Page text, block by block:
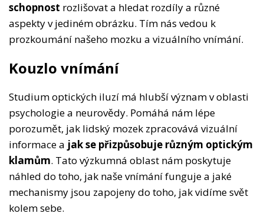
schopnost rozlišovat a hledat rozdíly a různé
aspekty v jediném obrázku. Tím nás vedou k
prozkoumání našeho mozku a vizuálního vnímání.
Kouzlo vnímání
Studium optických iluzí má hlubší význam v oblasti
psychologie a neurovědy. Pomáhá nám lépe
porozumět, jak lidský mozek zpracovává vizuální
informace a jak se přizpůsobuje různým optickým
klamům. Tato výzkumná oblast nám poskytuje
náhled do toho, jak naše vnímání funguje a jaké
mechanismy jsou zapojeny do toho, jak vidíme svět
kolem sebe.